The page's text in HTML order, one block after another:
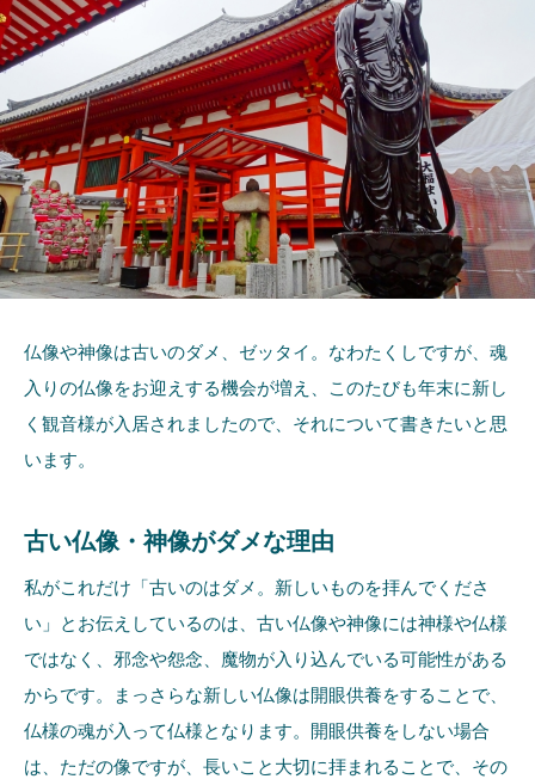
仏像や神像は古いのダメ、ゼッタイ。なわたくしですが、魂
入りの仏像をお迎えする機会が増え、このたびも年末に新し
く観音様が入居されましたので、それについて書きたいと思
います。
古い仏像・神像がダメな理由
私がこれだけ「古いのはダメ。新しいものを拝んでくださ
い」とお伝えしているのは、古い仏像や神像には神様や仏様
ではなく、邪念や怨念、魔物が入り込んでいる可能性がある
からです。まっさらな新しい仏像は開眼供養をすることで、
仏様の魂が入って仏様となります。開眼供養をしない場合
は、ただの像ですが、長いこと大切に拝まれることで、その